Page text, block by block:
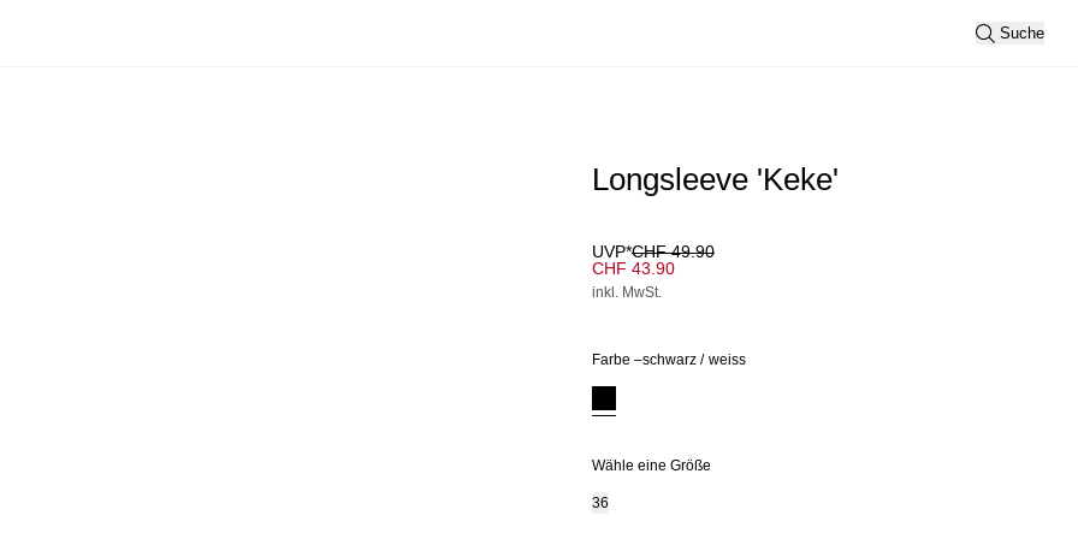
Suche
Longsleeve 'Keke'
UVP*CHF 49.90
CHF 43.90
inkl. MwSt.
Farbe –schwarz / weiss
Wähle eine Größe
36